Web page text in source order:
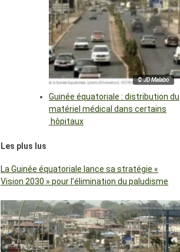
© JD Malabo
Guinée équatoriale : distribution du
matériel médical dans certains
hôpitaux
Les plus lus
La Guinée équatoriale lance sa stratégie «
Vision 2030 » pour l’élimination du paludisme